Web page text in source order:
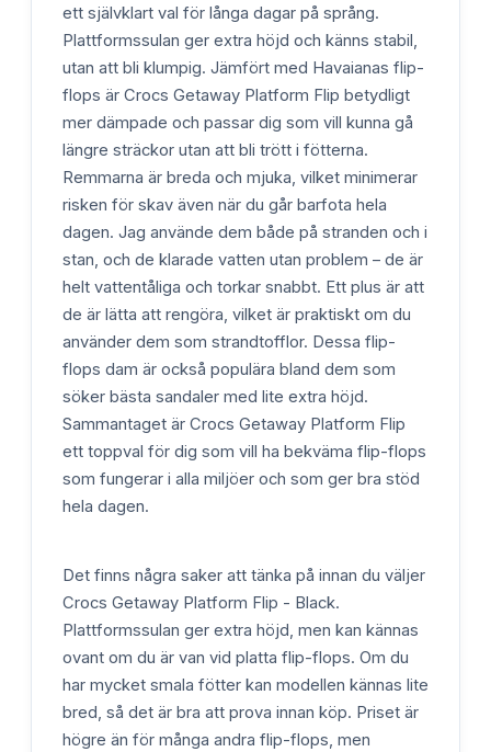
ett självklart val för långa dagar på språng.
Plattformssulan ger extra höjd och känns stabil,
utan att bli klumpig. Jämfört med Havaianas flip-
flops är Crocs Getaway Platform Flip betydligt
mer dämpade och passar dig som vill kunna gå
längre sträckor utan att bli trött i fötterna.
Remmarna är breda och mjuka, vilket minimerar
risken för skav även när du går barfota hela
dagen. Jag använde dem både på stranden och i
stan, och de klarade vatten utan problem – de är
helt vattentåliga och torkar snabbt. Ett plus är att
de är lätta att rengöra, vilket är praktiskt om du
använder dem som strandtofflor. Dessa flip-
flops dam är också populära bland dem som
söker bästa sandaler med lite extra höjd.
Sammantaget är Crocs Getaway Platform Flip
ett toppval för dig som vill ha bekväma flip-flops
som fungerar i alla miljöer och som ger bra stöd
hela dagen.
Det finns några saker att tänka på innan du väljer
Crocs Getaway Platform Flip - Black.
Plattformssulan ger extra höjd, men kan kännas
ovant om du är van vid platta flip-flops. Om du
har mycket smala fötter kan modellen kännas lite
bred, så det är bra att prova innan köp. Priset är
högre än för många andra flip-flops, men